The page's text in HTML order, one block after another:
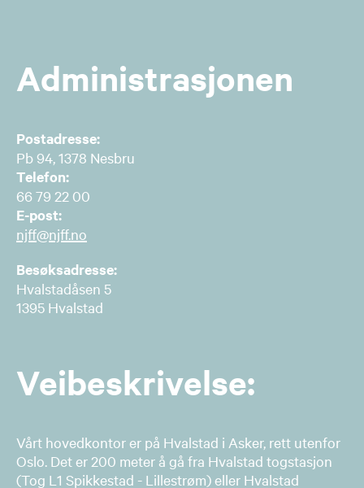
Administrasjonen
Postadresse:
Pb 94, 1378 Nesbru
Telefon:
66 79 22 00
E-post:
njff@njff.no
Besøksadresse:
Hvalstadåsen 5
1395 Hvalstad
Veibeskrivelse:
Vårt hovedkontor er på Hvalstad i Asker, rett utenfor
Oslo. ​Det er 200 meter å gå fra Hvalstad togstasjon
(Tog L1 Spikkestad - Lillestrøm) eller Hvalstad